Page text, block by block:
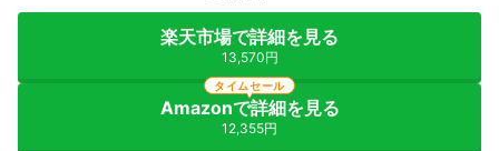
楽天市場で詳細を見る
13,570円
Amazonで詳細を見る
12,355円
タイムセール